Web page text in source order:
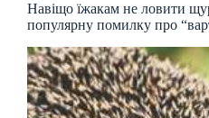
Навіщо їжакам не ловити
популярну помилку про